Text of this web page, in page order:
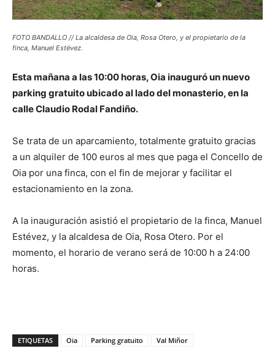
FOTO BANDALLO // La alcaldesa de Oia, Rosa Otero, y el propietario de la
finca, Manuel Estévez.
Esta mañana a las 10:00 horas, Oia inauguró un nuevo
parking gratuito ubicado al lado del monasterio, en la
calle Claudio Rodal Fandiño.
Se trata de un aparcamiento, totalmente gratuito gracias
a un alquiler de 100 euros al mes que paga el Concello de
Oia por una finca, con el fin de mejorar y facilitar el
estacionamiento en la zona.
A la inauguración asistió el propietario de la finca, Manuel
Estévez, y la alcaldesa de Oia, Rosa Otero. Por el
momento, el horario de verano será de 10:00 h a 24:00
horas.
ETIQUETAS Oia Parking gratuito Val Miñor